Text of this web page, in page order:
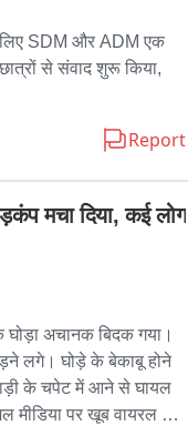
SDM और ADM एक
से संवाद शुरू किया,
Report
मचा दिया, कई लोग
अचानक बिदक गया।
लगे। घोड़े के बेकाबू होने
के चपेट में आने से घायल
मीडिया पर खूब वायरल हो